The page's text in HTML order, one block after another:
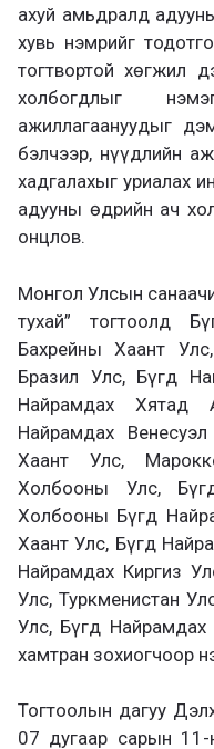
ахуй амьдралд
хувь нэмрийг
тогтвортой хөгжил
холбогдлыг
ажиллагаануудыг
бэлчээр, нүүдлийн
хадгалахыг уриалах
адууны өдрийн ач
онцлов.
Монгол Улсын
тухай” тогтоолд
Бахрейны Хаант
Бразил Улс, Бүгд
Найрамдах Хятад
Найрамдах
Хаант Улс,
Холбооны Улс,
Холбооны Бүгд
Хаант Улс, Бүгд
Найрамдах Киргиз
Улс, Туркменистан
Улс, Бүгд Найрамдах
хамтран зохиогчоор
Тогтоолын дагуу
07 дугаар сарын 11-